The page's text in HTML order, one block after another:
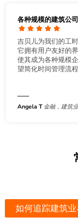
各种规模的建筑公
吉贝儿为我们的工
它拥有用户友好的
使其成为各种规模
望简化时间管理流程
Angela T 金融，建筑业
如何追踪建筑